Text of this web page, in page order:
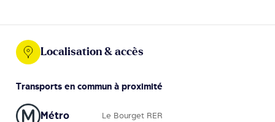
Localisation & accès
Transports en commun à proximité
Métro Le Bourget RER